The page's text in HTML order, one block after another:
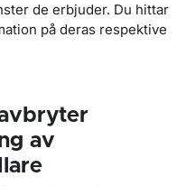
de erbjuder. Du hittar
på deras respektive
av